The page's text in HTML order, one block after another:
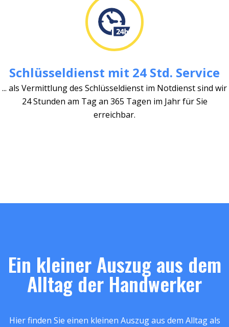
Schlüsseldienst mit 24 Std. Service
... als Vermittlung des Schlüsseldienst im Notdienst sind wir
24 Stunden am Tag an 365 Tagen im Jahr für Sie
erreichbar.
Ein kleiner Auszug aus dem
Alltag der Handwerker
Hier finden Sie einen kleinen Auszug aus dem Alltag als